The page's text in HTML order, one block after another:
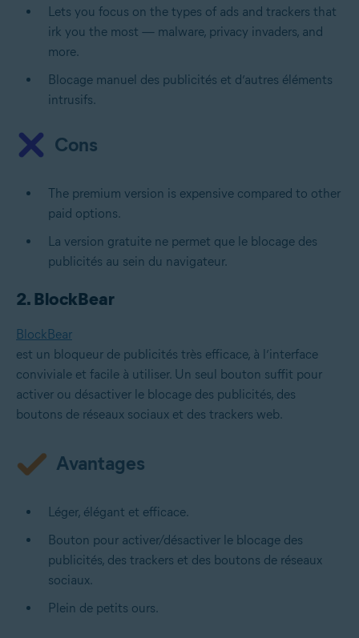
Lets you focus on the types of ads and trackers that
irk you the most — malware, privacy invaders, and
more.
Blocage manuel des publicités et d’autres éléments
intrusifs.
Cons
The premium version is expensive compared to other
paid options.
La version gratuite ne permet que le blocage des
publicités au sein du navigateur.
2. BlockBear
BlockBear
est un bloqueur de publicités très efficace, à l’interface
conviviale et facile à utiliser. Un seul bouton suffit pour
activer ou désactiver le blocage des publicités, des
boutons de réseaux sociaux et des trackers web.
Avantages
Léger, élégant et efficace.
Bouton pour activer/désactiver le blocage des
publicités, des trackers et des boutons de réseaux
sociaux.
Plein de petits ours.